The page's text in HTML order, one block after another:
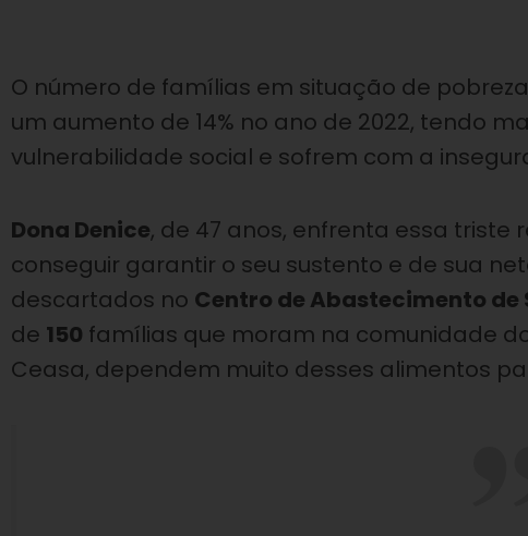
O número de famílias em situação de
um aumento de 14% no ano de 2022, tendo
vulnerabilidade social e sofrem com a
Dona Denice, de 47 anos, enfrenta essa
conseguir garantir o seu sustento e de sua
descartados no Centro de Abastecimento de
de 150 famílias que moram na comunidade
Ceasa, dependem muito desses alimentos